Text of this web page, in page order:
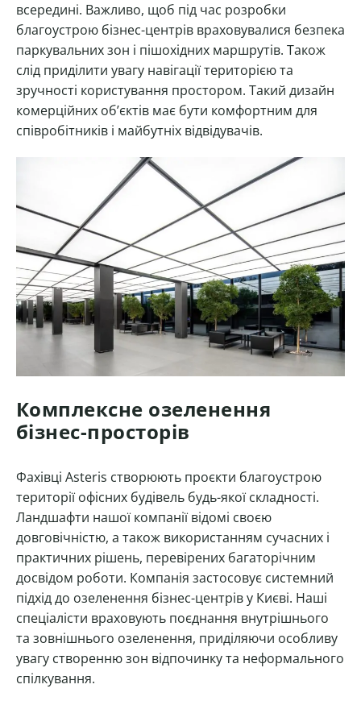
всередині. Важливо, щоб під час розробки
благоустрою бізнес-центрів враховувалися безпека
паркувальних зон і пішохідних маршрутів. Також
слід приділити увагу навігації територією та
зручності користування простором. Такий дизайн
комерційних об’єктів має бути комфортним для
співробітників і майбутніх відвідувачів.
Комплексне озеленення
бізнес-просторів
Фахівці Asteris створюють проєкти благоустрою
території офісних будівель будь-якої складності.
Ландшафти нашої компанії відомі своєю
довговічністю, а також використанням сучасних і
практичних рішень, перевірених багаторічним
досвідом роботи. Компанія застосовує системний
підхід до озеленення бізнес-центрів у Києві. Наші
спеціалісти враховують поєднання внутрішнього
та зовнішнього озеленення, приділяючи особливу
увагу створенню зон відпочинку та неформального
спілкування.